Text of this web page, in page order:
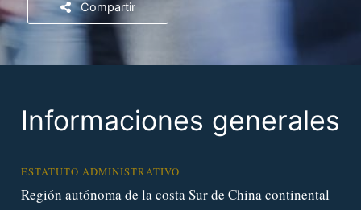
Compartir
Informaciones generales
ESTATUTO ADMINISTRATIVO
Región autónoma de la costa Sur de China continental